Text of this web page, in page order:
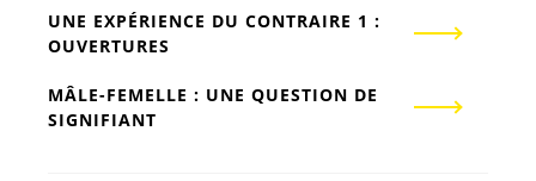
UNE EXPÉRIENCE DU CONTRAIRE 1 :
OUVERTURES
MÂLE-FEMELLE : UNE QUESTION DE
SIGNIFIANT